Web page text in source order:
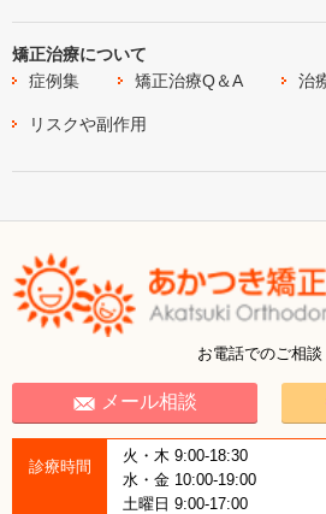
矯正治療について
症例集
矯正治療Q＆A 治
リスクや副作用
お電話でのご相
メール相談
診療時間
火・木 9:00-18:30
水・金 10:00-19:00
土曜日 9:00-17:00